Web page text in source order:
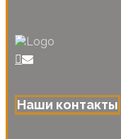
Наши контакты